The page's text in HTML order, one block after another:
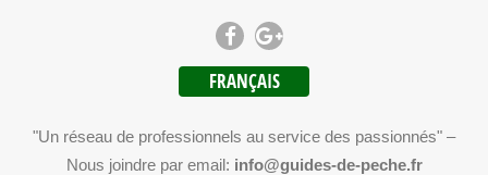
FRANÇAIS
"Un réseau de professionnels au service des passionnés" –
Nous joindre par email: info@guides-de-peche.fr